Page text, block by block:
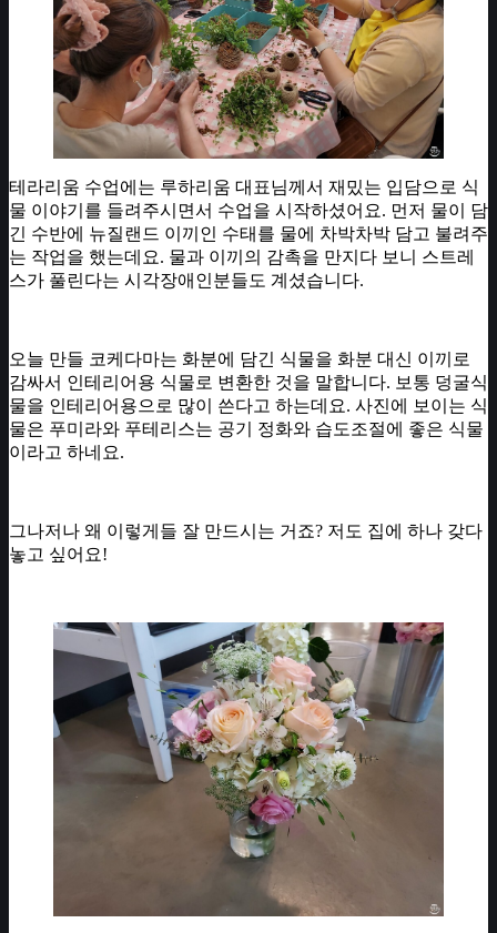
테라리움 수업에는 루하리움 대표님께서 재밌는 입담으로 식
물 이야기를 들려주시면서 수업을 시작하셨어요. 먼저 물이 담
긴 수반에 뉴질랜드 이끼인 수태를 물에 차박차박 담고 불려주
는 작업을 했는데요. 물과 이끼의 감촉을 만지다 보니 스트레
스가 풀린다는 시각장애인분들도 계셨습니다.
오늘 만들 코케다마는 화분에 담긴 식물을 화분 대신 이끼로
감싸서 인테리어용 식물로 변환한 것을 말합니다. 보통 덩굴식
물을 인테리어용으로 많이 쓴다고 하는데요. 사진에 보이는 식
물은 푸미라와 푸테리스는 공기 정화와 습도조절에 좋은 식물
이라고 하네요.
그나저나 왜 이렇게들 잘 만드시는 거죠? 저도 집에 하나 갖다
놓고 싶어요!